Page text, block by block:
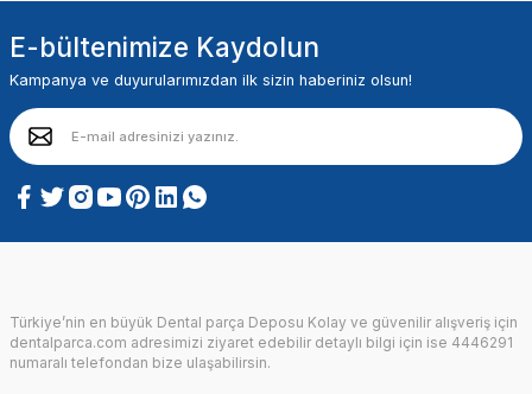
E-bültenimize Kaydolun
Kampanya ve duyurularımızdan ilk sizin haberiniz olsun!
Türkiye’nin en büyük Dental parça Deposu Kolay ve güvenilir alışveriş için
dentalparca.com adresimizi ziyaret edebilir detaylı bilgi için ise 4446291
numaralı telefondan bize ulaşabilirsin.